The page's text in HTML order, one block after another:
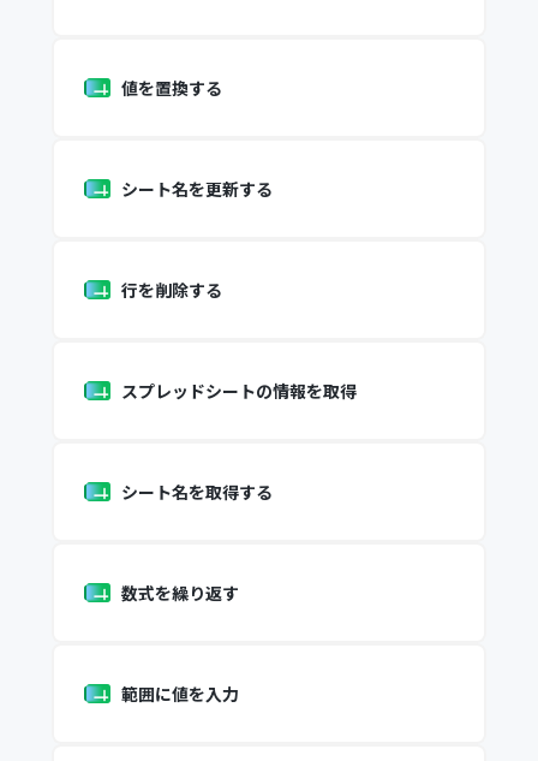
値を置換する
シート名を更新する
行を削除する
スプレッドシートの情報を取得
シート名を取得する
数式を繰り返す
範囲に値を入力